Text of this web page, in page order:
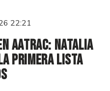
22:21
Natalia
la primera lista